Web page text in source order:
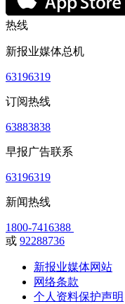
热线
新报业媒体总机
63196319
订阅热线
63883838
早报广告联系
63196319
新闻热线
1800-7416388
或 92288736
新报业媒体网站
网络条款
个人资料保护声明